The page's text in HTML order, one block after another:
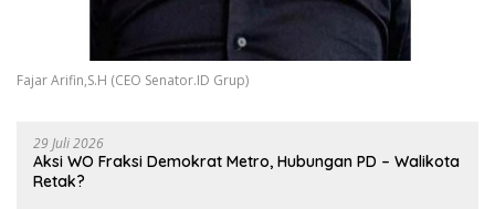
Fajar Arifin,S.H (CEO Senator.ID Grup)
29 Juli 2026
Aksi WO Fraksi Demokrat Metro, Hubungan PD – Walikota
Retak?